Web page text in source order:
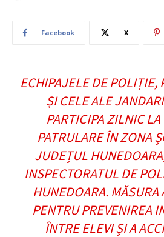
Facebook X
ECHIPAJELE DE POLIȚIE,
ȘI CELE ALE
PARTICIPA ZILNIC
PATRULARE ÎN ZONA
JUDEȚUL
INSPECTORATUL DE
HUNEDOARA. MĂSURA
PENTRU PREVENIREA
ÎNTRE ELEVI ȘI A